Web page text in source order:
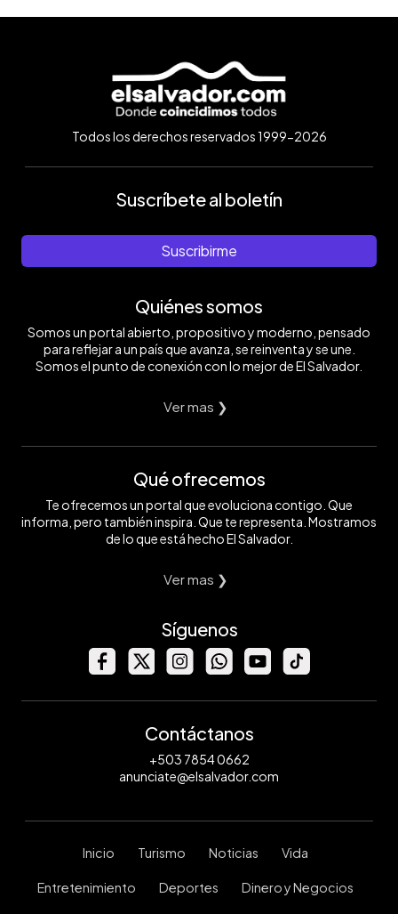
Todos los derechos reservados 1999-2026
Suscríbete al boletín
Suscribirme
Quiénes somos
Somos un portal abierto, propositivo y moderno, pensado
para reflejar a un país que avanza, se reinventa y se une.
Somos el punto de conexión con lo mejor de El Salvador.
Ver mas ❯
Qué ofrecemos
Te ofrecemos un portal que evoluciona contigo. Que
informa, pero también inspira. Que te representa. Mostramos
de lo que está hecho El Salvador.
Ver mas ❯
Síguenos
Contáctanos
+503 7854 0662
anunciate@elsalvador.com
Inicio Turismo Noticias Vida
Entretenimiento Deportes Dinero y Negocios